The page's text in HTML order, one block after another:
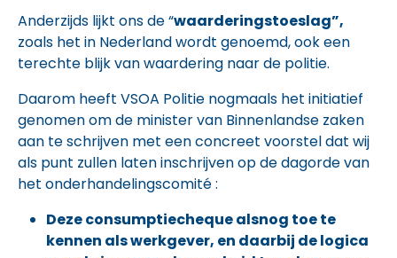
Anderzijds lijkt ons de “waarderingstoeslag”,
zoals het in Nederland wordt genoemd, ook een
terechte blijk van waardering naar de politie.
Daarom heeft VSOA Politie nogmaals het initiatief
genomen om de minister van Binnenlandse zaken
aan te schrijven met een concreet voorstel dat wij
als punt zullen laten inschrijven op de dagorde van
het onderhandelingscomité :
Deze consumptiecheque alsnog toe te
kennen als werkgever, en daarbij de logica